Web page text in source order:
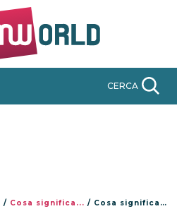
CERCA
/ Cosa significa... / Cosa significa zona rossa